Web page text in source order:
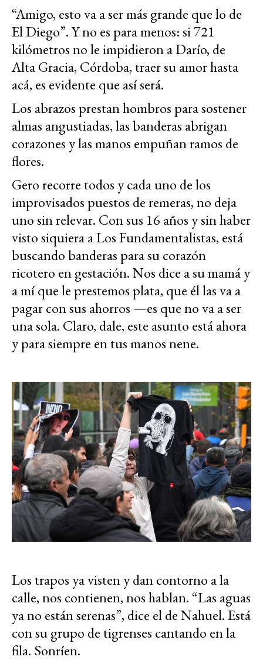
“Amigo, esto va a ser más grande que lo de
El Diego”. Y no es para menos: si 721
kilómetros no le impidieron a Darío, de
Alta Gracia, Córdoba, traer su amor hasta
acá, es evidente que así será.
Los abrazos prestan hombros para sostener
almas angustiadas, las banderas abrigan
corazones y las manos empuñan ramos de
flores.
Gero recorre todos y cada uno de los
improvisados puestos de remeras, no deja
uno sin relevar. Con sus 16 años y sin haber
visto siquiera a Los Fundamentalistas, está
buscando banderas para su corazón
ricotero en gestación. Nos dice a su mamá y
a mí que le prestemos plata, que él las va a
pagar con sus ahorros —es que no va a ser
una sola. Claro, dale, este asunto está ahora
y para siempre en tus manos nene.
Los trapos ya visten y dan contorno a la
calle, nos contienen, nos hablan. “Las aguas
ya no están serenas”, dice el de Nahuel. Está
con su grupo de tigrenses cantando en la
fila. Sonríen.